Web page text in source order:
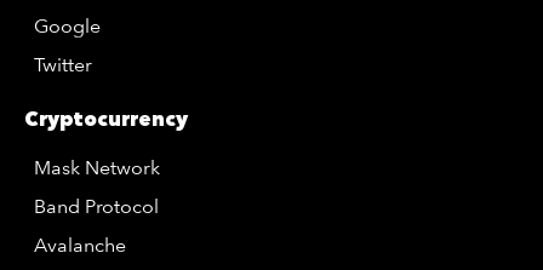
Google
Twitter
Cryptocurrency
Mask Network
Band Protocol
Avalanche